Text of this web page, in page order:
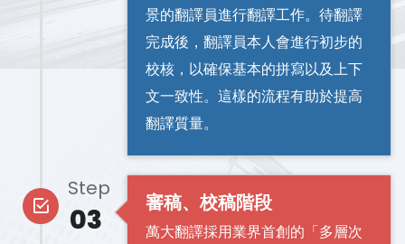
景的翻譯員進行翻譯工作。待翻譯
完成後，翻譯員本人會進行初步的
校核，以確保基本的拼寫以及上下
文一致性。這樣的流程有助於提高
翻譯質量。
審稿、校稿階段
萬大翻譯採用業界首創的「多層次
Step
03